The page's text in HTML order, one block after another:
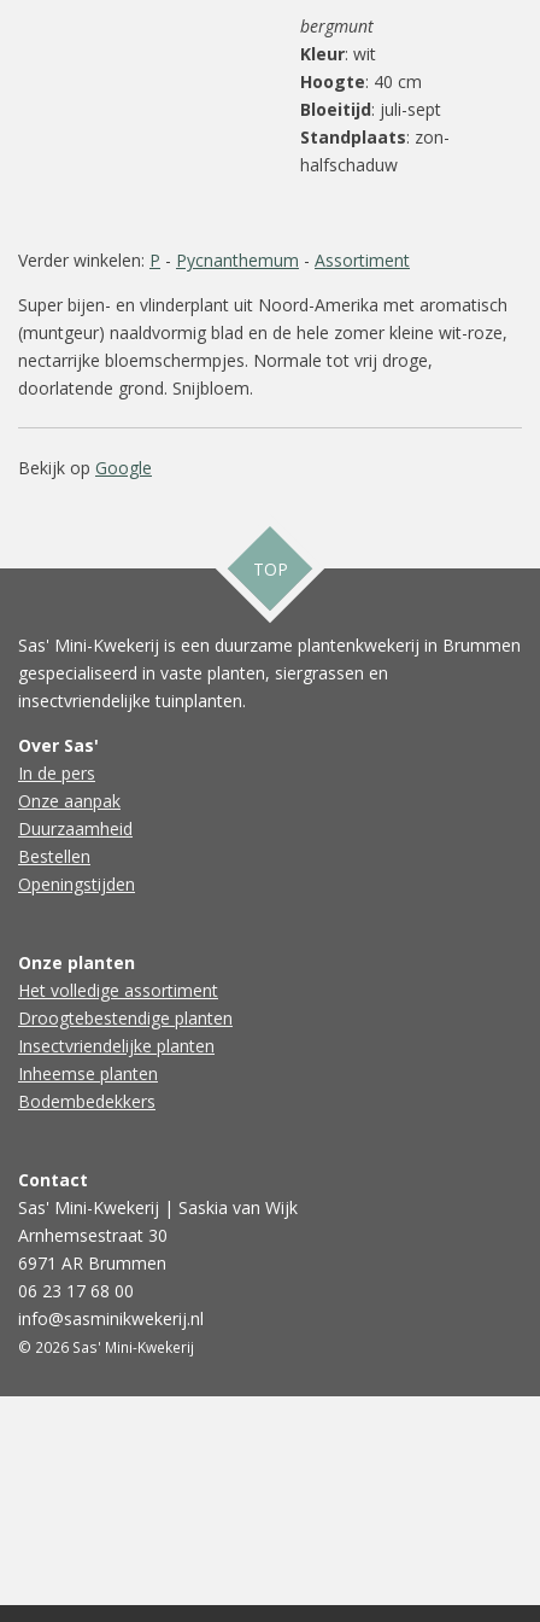
bergmunt
Kleur: wit
Hoogte: 40 cm
Bloeitijd: juli-sept
Standplaats: zon-
halfschaduw
Verder winkelen: P - Pycnanthemum - Assortiment
Super bijen- en vlinderplant uit Noord-Amerika met aromatisch
(muntgeur) naaldvormig blad en de hele zomer kleine wit-roze,
nectarrijke bloemschermpjes. Normale tot vrij droge,
doorlatende grond. Snijbloem.
Bekijk op Google
TOP
Sas' Mini-Kwekerij is een duurzame plantenkwekerij in Brummen
gespecialiseerd in vaste planten, siergrassen en
insectvriendelijke tuinplanten.
Over Sas'
In de pers
Onze aanpak
Duurzaamheid
Bestellen
Openingstijden
Onze planten
Het volledige assortiment
Droogtebestendige planten
Insectvriendelijke planten
Inheemse planten
Bodembedekkers
Contact
Sas' Mini-Kwekerij | Saskia van Wijk
Arnhemsestraat 30
6971 AR Brummen
06 23 17 68 00
info@sasminikwekerij.nl
© 2026 Sas' Mini-Kwekerij